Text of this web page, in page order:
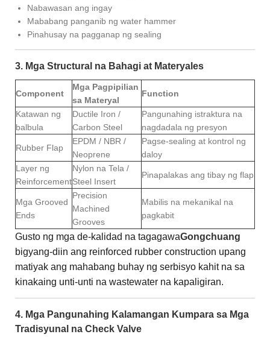
Nabawasan ang ingay
Mababang panganib ng water hammer
Pinahusay na pagganap ng sealing
3. Mga Structural na Bahagi at Materyales
Component
Mga Pagpipilian
sa Materyal
Function
Katawan ng
balbula
Ductile Iron /
Carbon Steel
Pangunahing istraktura na
nagdadala ng presyon
Rubber Flap
EPDM / NBR /
Neoprene
Pagse-sealing at kontrol ng
daloy
Layer ng
Reinforcement
Nylon na Tela /
Steel Insert
Pinapalakas ang tibay ng flap
Mga Grooved
Ends
Precision
Machined
Grooves
Mabilis na mekanikal na
pagkabit
Gusto ng mga de-kalidad na tagagawaGongchuang
bigyang-diin ang reinforced rubber construction upang
matiyak ang mahabang buhay ng serbisyo kahit na sa
kinakaing unti-unti na wastewater na kapaligiran.
4. Mga Pangunahing Kalamangan Kumpara sa Mga
Tradisyunal na Check Valve